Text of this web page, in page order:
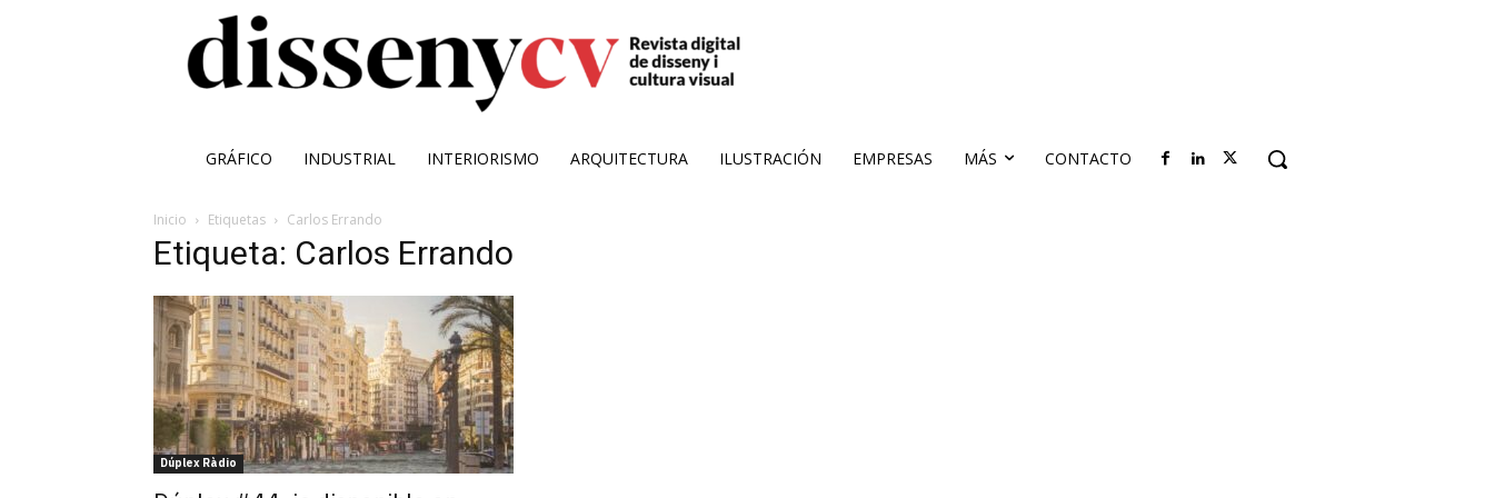
GRÁFICO INDUSTRIAL INTERIORISMO ARQUITECTURA ILUSTRACIÓN EMPRESAS MÁS CONTACTO
Inicio Etiquetas Carlos Errando
Etiqueta: Carlos Errando
Dúplex Ràdio